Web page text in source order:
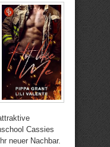
Cassies
neuer Nachbar.